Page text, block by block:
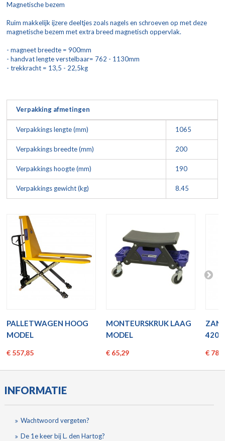
Magnetische bezem
Ruim makkelijk ijzere deeltjes zoals nagels en schroeven op met deze
magnetische bezem met extra breed magnetisch oppervlak.
- magneet breedte = 900mm
- handvat lengte verstelbaar= 762 - 1130mm
- trekkracht = 13,5 - 22,5kg
Verpakking afmetingen
Verpakkings lengte (mm) 1065
Verpakkings breedte (mm) 200
Verpakkings hoogte (mm) 190
Verpakkings gewicht (kg) 8.45
PALLETWAGEN HOOG
MODEL
€ 557,85
MONTEURSKRUK LAAG
MODEL
€ 65,29 €
INFORMATIE
Wachtwoord vergeten?
De 1e keer bij L. den Hartog?